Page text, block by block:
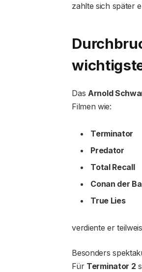
zahlte sich später
Das Arnold
Filmen wie:
Terminator
Predator
Total Recall
Conan der
True Lies
verdiente er
Besonders
Für Terminator 2